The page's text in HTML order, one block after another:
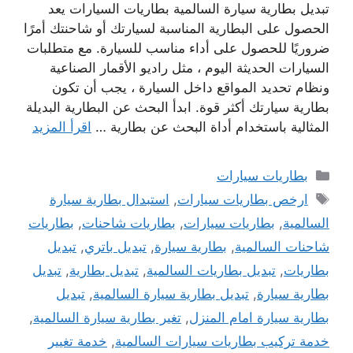
تبديل بطارية سيارة السالمية بطاريات السيارات يعد
الحصول على البطارية المناسبة لسيارتك أو شاحنتك أمرًا
ضروريًا للحصول على أداء مناسب للسيارة. مع متطلبات
السيارات الحديثة اليوم ، مثل راديو الأقمار الصناعية
ونظام تحديد المواقع داخل السيارة ، يجب أن تكون
بطارية سيارتك أكثر قوة. ابدأ البحث عن البطارية البديلة
المثالية باستخدام أداة البحث عن بطارية … اقرأ المزيد
التصنيفات
بطاريات سيارات
الوسوم
ارخص بطاريات سيارات, استبدال بطارية سيارة
السالمية, بطاريات سيارات, بطاريات شاحنات, بطاريات
شاحنات السالمية, بطارية سيارة, تبديل باتري, تبديل
بطاريات, تبديل بطاريات السالمية, تبديل بطارية, تبديل
بطارية سيارة, تبديل بطارية سيارة السالمية, تبديل
بطارية سيارة امام المنزل, تغير بطارية سيارة السالمية,
خدمة تركيب بطاريات سيارات السالمية, خدمة تغيير